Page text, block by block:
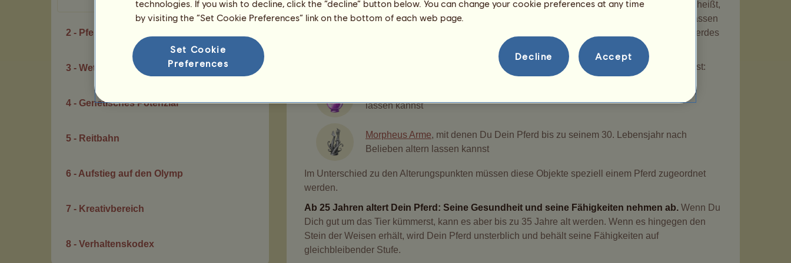
2 - Pferde pflegen
3 - Wettbewerbe
4 - Genetisches Potenzial
5 - Reitbahn
6 - Aufstieg auf den Olymp
7 - Kreativbereich
8 - Verhaltenskodex
Wenn Du Dein Pferd nicht schlafen gelassen hast, altert es nicht automatisch über Nacht. Das heißt,
wenn Du nicht spielst, altert Dein Pferd auch nicht. Wenn Du es vor dem nächsten Tag altern lassen
möchtest, brauchst Du Alterungspunkte. Manchmal findest Du welche beim Wecken Deines Pferdes
(dies erscheint dann im Verlauf). Ansonsten kannst Du mit PässenAlterungspunkte kaufen
Es gibt auf dem Schwarzmarkt zwei Objekte, mit denen Du die Alterungsregeln umgehen kannst:
, mit dem Du Dein Pferd ab 2 Jahren jeden Monat altern
lassen kannst
Morpheus Arme, mit denen Du Dein Pferd bis zu seinem 30. Lebensjahr nach
Belieben altern lassen kannst
Im Unterschied zu den Alterungspunkten müssen diese Objekte speziell einem Pferd zugeordnet
werden.
Ab 25 Jahren altert Dein Pferd: Seine Gesundheit und seine Fähigkeiten nehmen ab. Wenn Du
Dich gut um das Tier kümmerst, kann es aber bis zu 35 Jahre alt werden. Wenn es hingegen den
Stein der Weisen erhält, wird Dein Pferd unsterblich und behält seine Fähigkeiten auf
gleichbleibender Stufe.
technologies. If you wish to decline, click the “decline” button below. You can change your cookie preferences at any time
by visiting the “Set Cookie Preferences” link on the bottom of each web page.
Set Cookie
Preferences
Decline Accept